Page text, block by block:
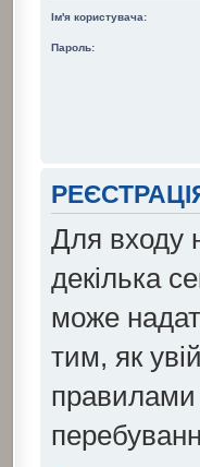
Ім'я користувача:
Пароль:
Для входу
декілька
може
тим, як
правилами